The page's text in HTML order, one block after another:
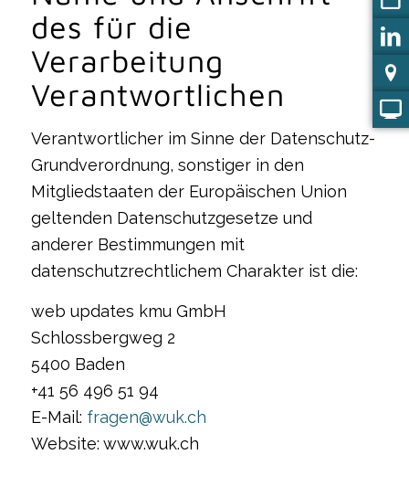
des für die
Verarbeitung
Verantwortlichen
Verantwortlicher im Sinne der Datenschutz-
Grundverordnung, sonstiger in den
Mitgliedstaaten der Europäischen Union
geltenden Datenschutzgesetze und
anderer Bestimmungen mit
datenschutzrechtlichem Charakter ist die:
web updates kmu GmbH
Schlossbergweg 2
5400 Baden
+41 56 496 51 94
E-Mail: fragen@wuk.ch
Website: www.wuk.ch